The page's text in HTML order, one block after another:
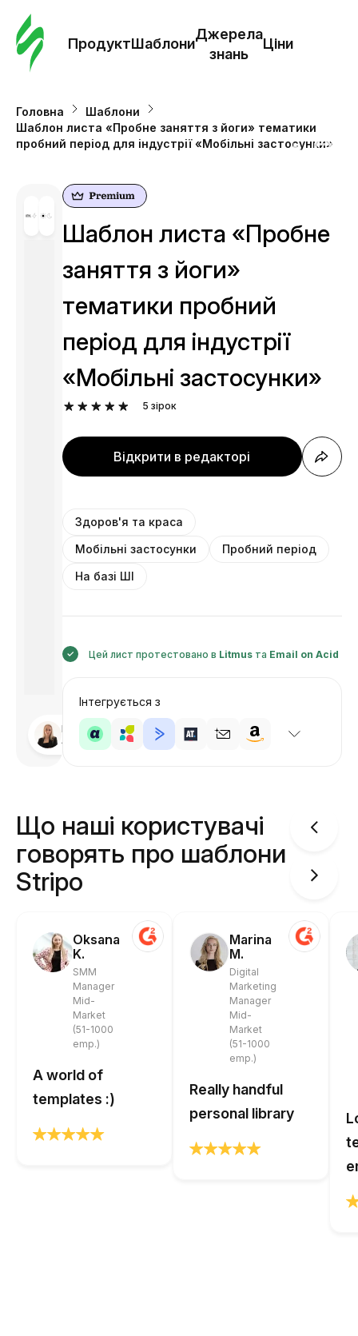
ПродуктШаблони
Джерела
знань
Ціни
Головна
Шаблони
Шаблон листа «Пробне заняття з йоги» тематики
пробний період для індустрії «Мобільні застосунки»
Розроблено
Анастасія
Шаблон листа «Пробне
заняття з йоги»
тематики пробний
період для індустрії
«Мобільні застосунки»
5 зірок
Відкрити в редакторі
Здоров'я та краса
Мобільні застосунки
Пробний період
На базі ШІ
Цей лист протестовано в Litmusта Email on Acid
Інтегрується з
Що наші користувачі
говорять про шаблони
Stripo
Oksana
K.
SMM
Manager
Mid-
Market
(51-1000
emp.)
A world of
templates :)
Marina
M.
Digital
Marketing
Manager
Mid-
Market
(51-1000
emp.)
Really handful
personal library